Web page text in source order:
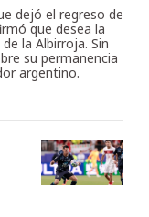
dejó el regreso de
que desea la
la Albirroja. Sin
su permanencia
argentino.